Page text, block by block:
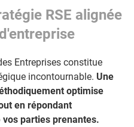
RSE alignée
Entreprises constitue
incontournable. Une
optimise
en répondant
parties prenantes.